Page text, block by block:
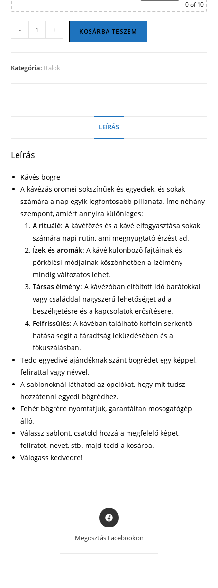
0of 10
bögre
mennyiség
- + KOSÁRBA TESZEM
Kategória: Italok
LEÍRÁS
Leírás
Kávés bögre
A kávézás örömei sokszínűek és egyediek, és sokak
számára a nap egyik legfontosabb pillanata. Íme néhány
szempont, amiért annyira különleges:
A rituálé: A kávéfőzés és a kávé elfogyasztása sokak
számára napi rutin, ami megnyugtató érzést ad.
Ízek és aromák: A kávé különböző fajtáinak és
pörkölési módjainak köszönhetően a ízélmény
mindig változatos lehet.
Társas élmény: A kávézóban eltöltött idő barátokkal
vagy családdal nagyszerű lehetőséget ad a
beszélgetésre és a kapcsolatok erősítésére.
Felfrissülés: A kávéban található koffein serkentő
hatása segít a fáradtság leküzdésében és a
fókuszálásban.
Tedd egyedivé ajándéknak szánt bögrédet egy képpel,
felirattal vagy névvel.
A sablonoknál láthatod az opciókat, hogy mit tudsz
hozzátenni egyedi bögrédhez.
Fehér bögrére nyomtatjuk, garantáltan mosogatógép
álló.
Válassz sablont, csatold hozzá a megfelelő képet,
feliratot, nevet, stb. majd tedd a kosárba.
Válogass kedvedre!
Opens
in
a
Megosztás Facebookon